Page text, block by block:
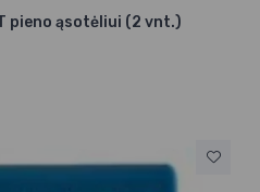
pieno ąsotėliui (2 vnt.)